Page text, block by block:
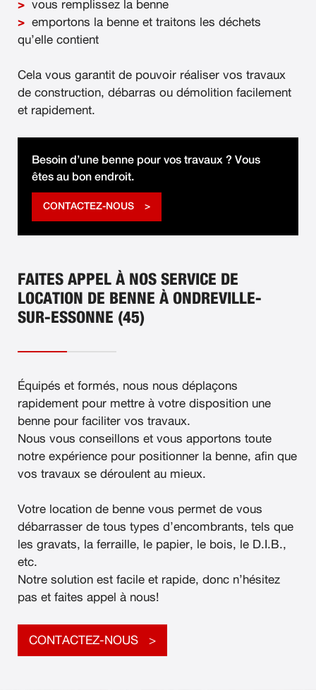
vous remplissez la benne
emportons la benne et traitons les déchets
qu’elle contient
Cela vous garantit de pouvoir réaliser vos travaux
de construction, débarras ou démolition facilement
et rapidement.
Besoin d’une benne pour vos travaux ? Vous
êtes au bon endroit.
CONTACTEZ-NOUS
FAITES APPEL À NOS SERVICE DE
LOCATION DE BENNE À ONDREVILLE-
SUR-ESSONNE (45)
Équipés et formés, nous nous déplaçons
rapidement pour mettre à votre disposition une
benne pour faciliter vos travaux.
Nous vous conseillons et vous apportons toute
notre expérience pour positionner la benne, afin que
vos travaux se déroulent au mieux.
Votre location de benne vous permet de vous
débarrasser de tous types d’encombrants, tels que
les gravats, la ferraille, le papier, le bois, le D.I.B.,
etc.
Notre solution est facile et rapide, donc n’hésitez
pas et faites appel à nous!
CONTACTEZ-NOUS